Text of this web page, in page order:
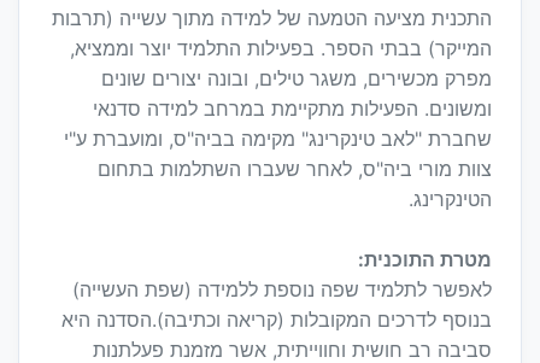
התכנית מציעה הטמעה של למידה מתוך עשייה (תרבות
המייקר) בבתי הספר. בפעילות התלמיד יוצר וממציא,
מפרק מכשירים, משגר טילים, ובונה יצורים שונים
ומשונים. הפעילות מתקיימת במרחב למידה סדנאי
שחברת "לאב טינקרינג" מקימה בביה"ס, ומועברת ע"י
צוות מורי ביה"ס, לאחר שעברו השתלמות בתחום
הטינקרינג.
מטרת התוכנית:
לאפשר לתלמיד שפה נוספת ללמידה (שפת העשייה)
בנוסף לדרכים המקובלות (קריאה וכתיבה).הסדנה היא
סביבה רב חושית וחווייתית, אשר מזמנת פעלתנות